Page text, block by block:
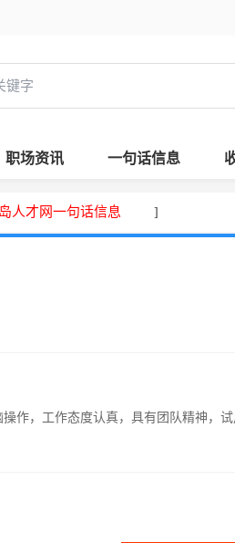
职场资讯 一句话信息
人才网一句话信息 ]
作，工作态度认真，具有团队精神，